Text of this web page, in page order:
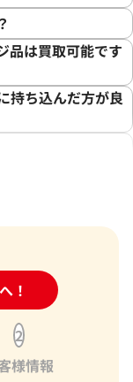
場をしっかりと把
が不可欠です。弊
の変動、生産数等
いただくことを
る、海外への販路
う点から、高価買
の言葉をいただけ
。お客様からいた
よう精進してま
のご売却をお考え
い。お客様の大
、査定員一同、
す。
品は買取可能です
持ち込んだ方が良
お願いできます
！ーム
2
様情報